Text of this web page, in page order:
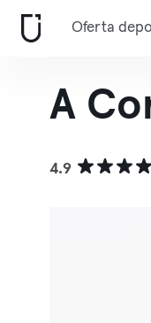
Oferta
A
4.9